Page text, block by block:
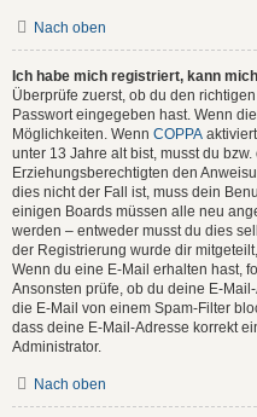
Nach oben
Ich habe mich registriert, kann
Überprüfe zuerst, ob du den
Passwort eingegeben hast. Wenn
Möglichkeiten. Wenn COPPA
unter 13 Jahre alt bist, musst du
Erziehungsberechtigten den
dies nicht der Fall ist, muss dein
einigen Boards müssen alle neu
werden – entweder musst du dies
der Registrierung wurde dir
Wenn du eine E-Mail erhalten hast,
Ansonsten prüfe, ob du deine E-
die E-Mail von einem Spam-Filter
dass deine E-Mail-Adresse korrekt
Administrator.
Nach oben